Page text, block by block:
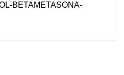
BETAMETASONA-